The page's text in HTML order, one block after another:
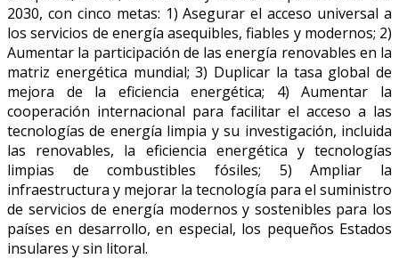
2030, con cinco metas: 1) Asegurar el acceso universal a
los servicios de energía asequibles, fiables y modernos; 2)
Aumentar la participación de las energía renovables en la
matriz energética mundial; 3) Duplicar la tasa global de
mejora de la eficiencia energética; 4) Aumentar la
cooperación internacional para facilitar el acceso a las
tecnologías de energía limpia y su investigación, incluida
las renovables, la eficiencia energética y tecnologías
limpias de combustibles fósiles; 5) Ampliar la
infraestructura y mejorar la tecnología para el suministro
de servicios de energía modernos y sostenibles para los
países en desarrollo, en especial, los pequeños Estados
insulares y sin litoral.